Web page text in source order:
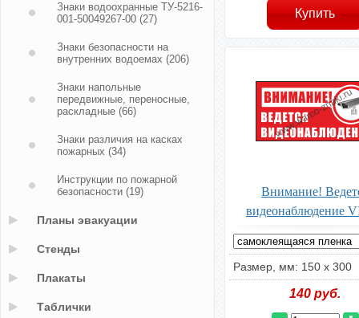
Внимание!
видеонаблюдение
Размер, мм: 150 х 300
140 руб.
Знаки водоохранные ТУ-5216-
001-50049267-00 (27)
Знаки безопасности на
внутренних водоемах (206)
Знаки напольные
передвижные, переносные,
раскладные (66)
Знаки различия на касках
пожарных (34)
Инструкции по пожарной
безопасности (19)
Планы эвакуации
Стенды
Плакаты
Таблички